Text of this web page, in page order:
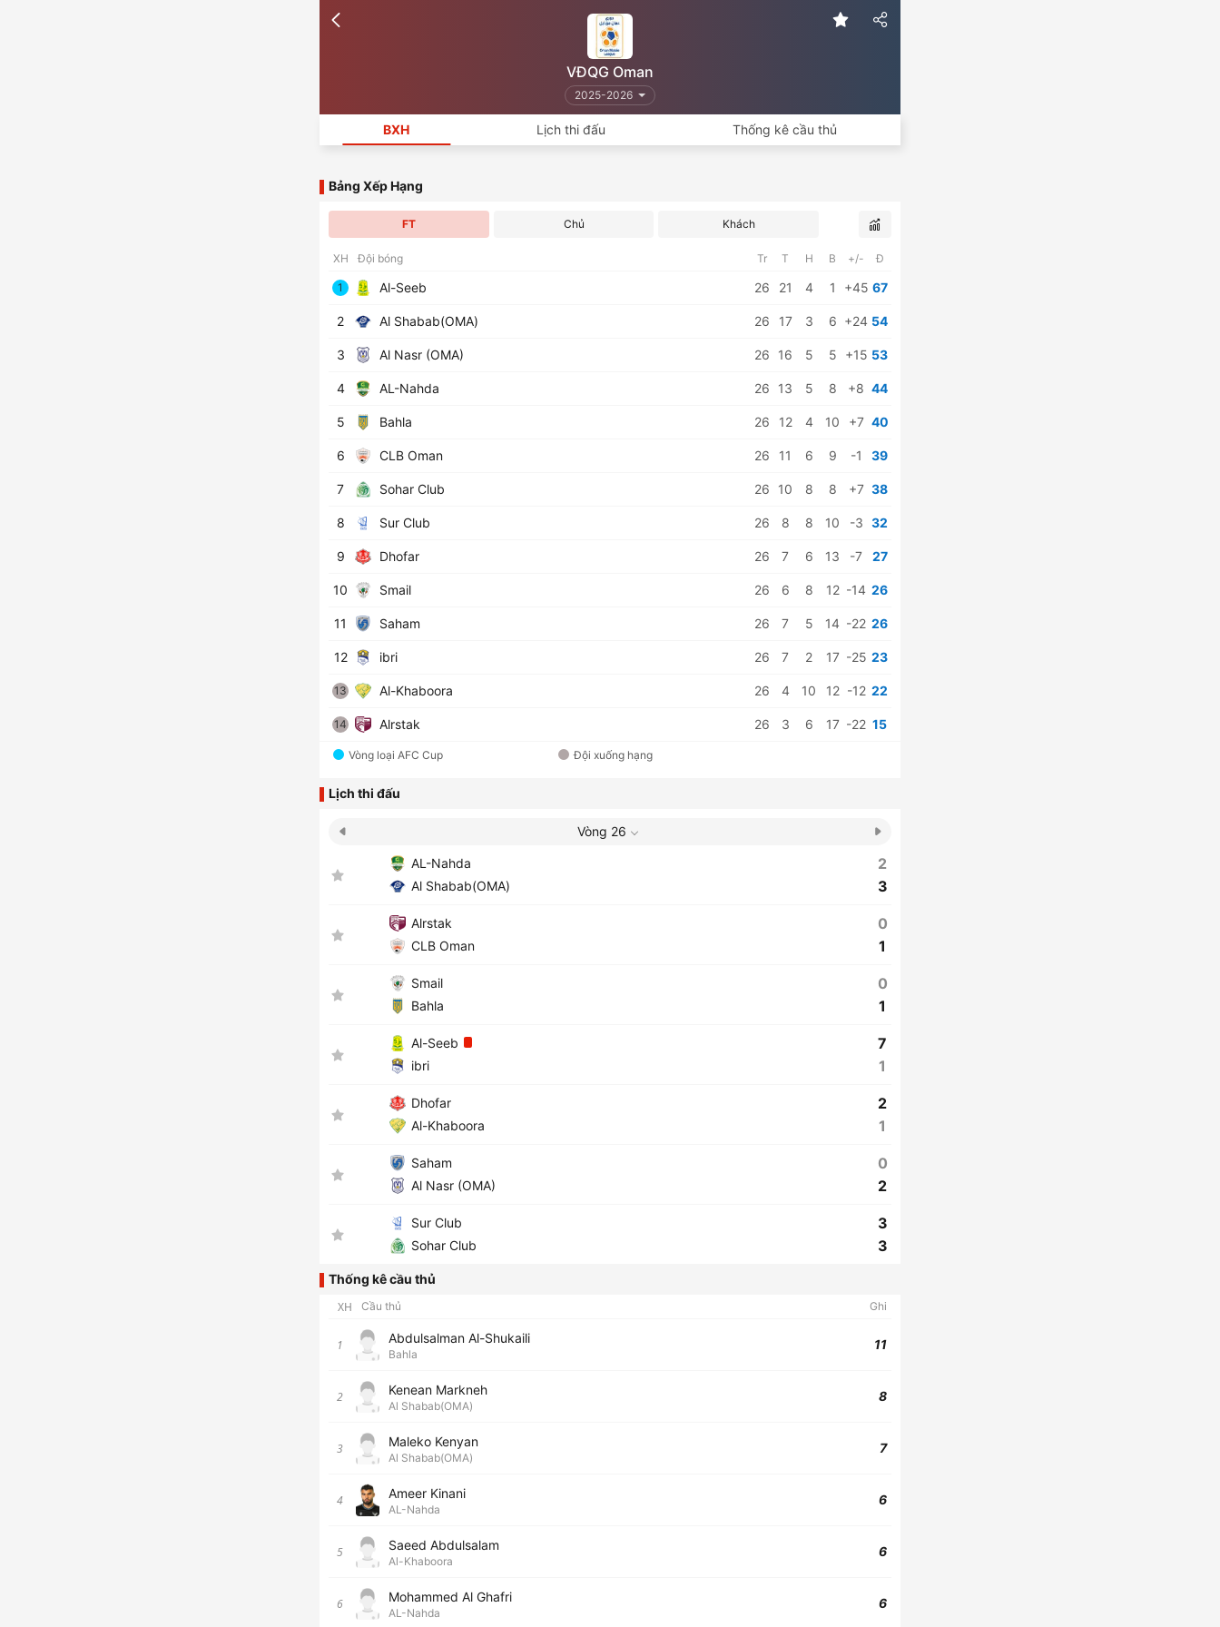
VĐQG Oman
2025-2026
BXH Lịch thi đấu Thống kê cầu thủ
Bảng Xếp Hạng
FT Chủ Khách
XH Đội bóng Tr T H B +/- Đ
1 Al-Seeb 26 21 4 1 +45 67
2 Al Shabab(OMA) 26 17 3 6 +24 54
3 Al Nasr (OMA) 26 16 5 5 +15 53
4 AL-Nahda 26 13 5 8 +8 44
5 Bahla 26 12 4 10 +7 40
6 CLB Oman 26 11 6 9 -1 39
7 Sohar Club 26 10 8 8 +7 38
8 Sur Club 26 8 8 10 -3 32
9 Dhofar 26 7 6 13 -7 27
10 Smail 26 6 8 12 -14 26
11 Saham 26 7 5 14 -22 26
12 ibri 26 7 2 17 -25 23
13 Al-Khaboora 26 4 10 12 -12 22
14 Alrstak 26 3 6 17 -22 15
Vòng loại AFC Cup Đội xuống hạng
Lịch thi đấu
Vòng 26
AL-Nahda
Al Shabab(OMA)
2
3
Alrstak
CLB Oman
0
1
Smail
Bahla
0
1
Al-Seeb
ibri
7
1
Dhofar
Al-Khaboora
2
1
Saham
Al Nasr (OMA)
0
2
Sur Club
Sohar Club
3
3
Thống kê cầu thủ
XH
Cầu thủ Ghi
1 Abdulsalman Al-Shukaili
Bahla
11
2 Kenean Markneh
Al Shabab(OMA)
8
3 Maleko Kenyan
Al Shabab(OMA)
7
4 Ameer Kinani
AL-Nahda
6
5 Saeed Abdulsalam
Al-Khaboora
6
6 Mohammed Al Ghafri
AL-Nahda
6